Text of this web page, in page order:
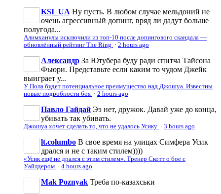
KSI_UA Ну пусть. В любом случае мельдоний не
очень агрессивньій допинг, вряд ли дадут больше
полугода...
Алимханулы исключили из топ-10 после допингового скандала —
обновлённый рейтинг The Ring · 2 hours ago
Александр За Ютубера буду ради спитча Тайсона
Фьюри. Представьте если каким то чудом Джейк
выиграет у...
У Пола будет потенциальное преимущество над Джошуа. Известны
новые подробности боя · 2 hours ago
Павло Гайдай Ээ нет, дружок. Давай уже до конца,
убивать так убивать.
Джошуа хочет сделать то, что не удалось Усику · 3 hours ago
lt.columbo В свое время на улицах Симфера Усик
дрался и не с таким стилем))))
«Усик ещё не дрался с этим стилем». Тренер Скотт о бое с
Уайлдером · 4 hours ago
Mak Poznyak Треба по-казахськи